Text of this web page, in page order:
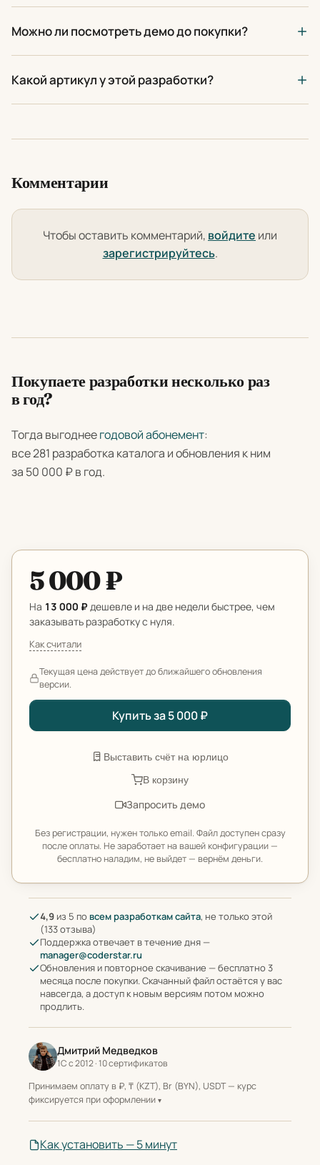
Можно ли посмотреть демо до покупки?
Какой артикул у этой разработки?
Комментарии
Чтобы оставить комментарий, войдите или
зарегистрируйтесь.
Покупаете разработки несколько раз
в год?
Тогда выгоднеегодовой абонемент:
все 281 разработка каталога и обновления к ним
за 50 000 ₽ в год.
5 000 ₽
На 13 000 ₽дешевле и на две недели быстрее, чем
заказывать разработку с нуля.
Как считали
Текущая цена действует до ближайшего обновления
версии.
Купить за 5 000 ₽
Выставить счёт на юрлицо
В корзину
Запросить демо
Без регистрации, нужен только email. Файл доступен сразу
после оплаты. Не заработает на вашей конфигурации —
бесплатно наладим, не выйдет — вернём деньги.
4,9 из 5 по всем разработкам сайта, не только этой
(133 отзыва)
Поддержка отвечает в течение дня —
manager@coderstar.ru
Обновления и повторное скачивание — бесплатно 3
месяца после покупки. Скачанный файл остаётся у вас
навсегда, а доступ к новым версиям потом можно
продлить.
Дмитрий Медведков
1С с 2012 · 10 сертификатов
Принимаем оплату в ₽, ₸ (KZT), Br (BYN), USDT — курс
фиксируется при оформлении
Как установить — 5 минут